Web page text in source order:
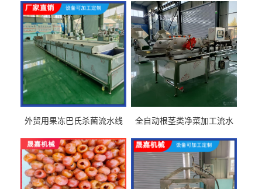
外贸用果冻巴氏杀菌流水线
全自动根茎类净菜加工流水